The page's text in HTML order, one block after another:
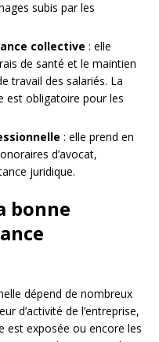
subis par les
collective : elle
de santé et le maintien
travail des salariés. La
est obligatoire pour les
: elle prend en
d’avocat,
juridique.
bonne
dépend de nombreux
d’activité de l’entreprise,
est exposée ou encore les